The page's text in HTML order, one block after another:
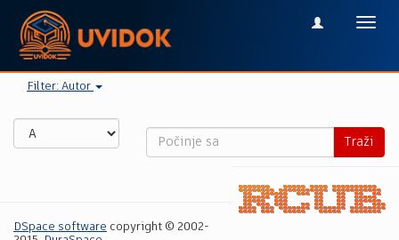
Filter: Autor
Traži
DSpace software copyright © 2002-